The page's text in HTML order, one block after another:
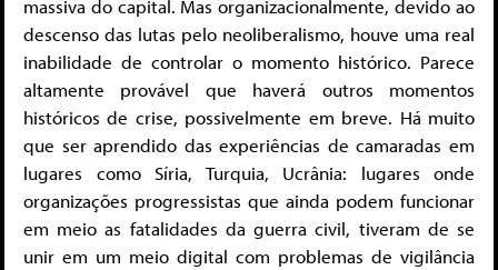
massiva do capital. Mas organizacionalmente, devido ao
descenso das lutas pelo neoliberalismo, houve uma real
inabilidade de controlar o momento histórico. Parece
altamente provável que haverá outros momentos
históricos de crise, possivelmente em breve. Há muito
que ser aprendido das experiências de camaradas em
lugares como Síria, Turquia, Ucrânia: lugares onde
organizações progressistas que ainda podem funcionar
em meio as fatalidades da guerra civil, tiveram de se
unir em um meio digital com problemas de vigilância